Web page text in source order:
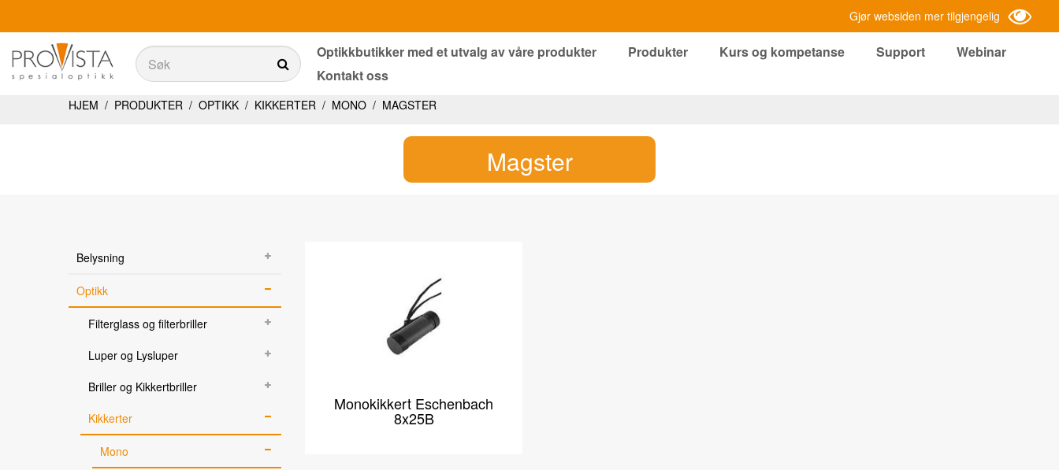
Gjør websiden mer tilgjengelig
Søk Optikkbutikker med et utvalg av våre produkter Produkter Kurs og kompetanse Support
Webinar
Kontakt oss
Produkter
Ergonomi
Tjenester
Optikkbutikker med et utvalg av våre produkter
Kurs og kompetanse
Kurs for brukere
Kurs for fagpersoner innen syn
HJEM / PRODUKTER / OPTIKK / KIKKERTER / MONO / MAGSTER
Magster
Belysning
Optikk
Filterglass og filterbriller
Luper og Lysluper
Briller og Kikkertbriller
Kikkerter
Mono
Monokikkert Eschenbach
8x25B